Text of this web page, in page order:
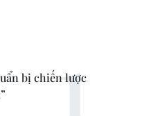
bị chiến lược